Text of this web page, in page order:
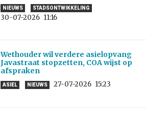
NIEUWS STADSONTWIKKELING
30-07-2026 11:16
Wethouder wil verdere asielopvang
Javastraat stopzetten, COA wijst op
afspraken
ASIEL NIEUWS 27-07-2026 15:23